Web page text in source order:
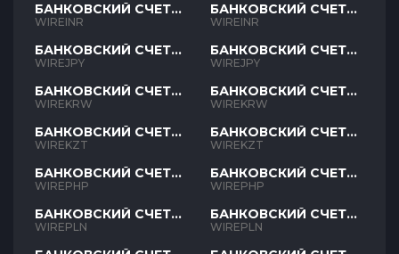
БАНКОВСКИЙ СЧЕТ
INR
WIREINR
БАНКОВСКИЙ СЧЕТ
JPY
WIREJPY
БАНКОВСКИЙ СЧЕТ
KRW
WIREKRW
БАНКОВСКИЙ СЧЕТ
KZT
WIREKZT
БАНКОВСКИЙ СЧЕТ
PHP
WIREPHP
БАНКОВСКИЙ СЧЕТ
PLN
WIREPLN
БАНКОВСКИЙ СЧЕТ
INR
WIREINR
БАНКОВСКИЙ СЧЕТ
JPY
WIREJPY
БАНКОВСКИЙ СЧЕТ
KRW
WIREKRW
БАНКОВСКИЙ СЧЕТ
KZT
WIREKZT
БАНКОВСКИЙ СЧЕТ
PHP
WIREPHP
БАНКОВСКИЙ СЧЕТ
PLN
WIREPLN